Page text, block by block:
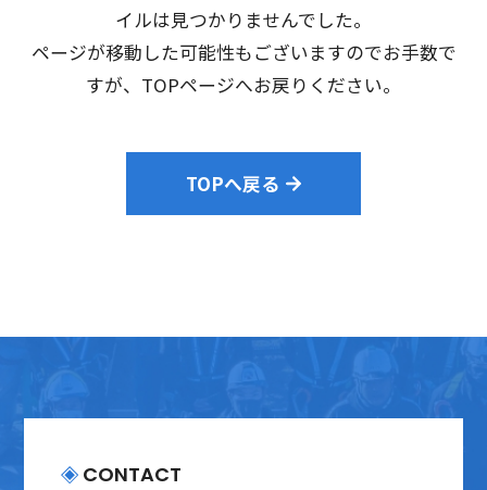
採用情報
イルは見つかりませんでした。
ページが移動した可能性もございますのでお手数で
すが、TOPページへお戻りください。
TOPへ戻る
CONTACT